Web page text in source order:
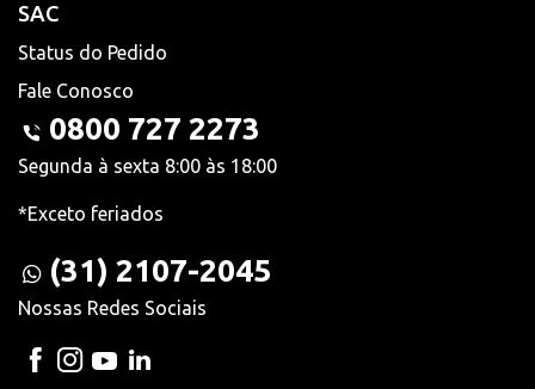
SAC
Status do Pedido
Fale Conosco
0800 727 2273
Segunda à sexta 8:00 às 18:00
*Exceto feriados
(31) 2107-2045
Nossas Redes Sociais